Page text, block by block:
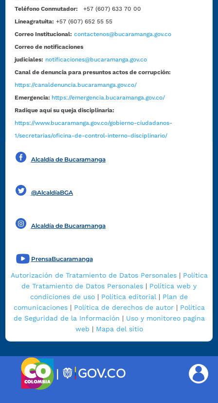
Teléfono Conmutador:
+57 (607) 633 70 00
Líneagratuita: +57 (607) 652 55 55
Correo Institucional: contactenos@bucaramanga.gov.co
Correo de notificaciones
judiciales: notificaciones@bucaramanga.gov.co
Canal de denuncia para presuntos actos de corrupción:
https://canaldenuncia.bucaramanga.gov.co/
Emergencia: https://emergencia.bucaramanga.gov.co/
Radique aquí su queja disciplinaria:
https://www.bucaramanga.gov.co/gobierno-ciudadanos-
1/secretarias/oficina-de-control-interno-disciplinario/
Alcaldía de Bucaramanga
@AlcaldíaBGA
Alcaldía de Bucaramanga
PrensaBucaramanga
Autorización de Tratamiento de Datos Personales| Política
de Tratamiento de Datos Personales | Política web y
condiciones de uso | Política editorial | Plan de
comunicaciones| Política de derechos de autor| Política
de Seguridad de la Información | Uso y monitoreo pagina
web | Mapa del sitio
|